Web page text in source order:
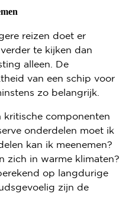
reizen doet er
te kijken dan
alleen. De
van een schip voor
zo belangrijk.
kritische componenten
onderdelen moet ik
kan ik meenemen?
zich in warme klimaten?
op langdurige
zijn de